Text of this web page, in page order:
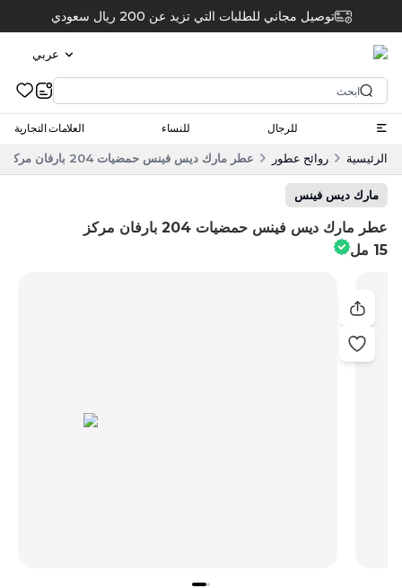
توصيل مجاني للطلبات التي تزيد عن 200 ريال سعودي
عربي
للرجال للنساء العلامات التجارية
الرئيسية روائح عطور عطر مارك ديس فينس حمضيات 204 بارفان مركز 15 مل
مارك ديس فينس
عطر مارك ديس فينس حمضيات 204 بارفان مركز
15 مل